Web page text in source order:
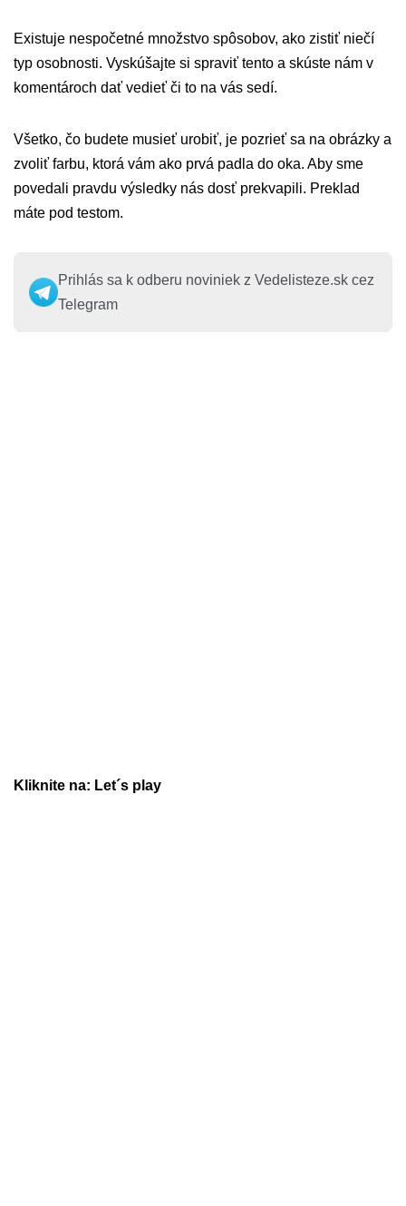
Existuje nespočetné množstvo spôsobov, ako zistiť niečí
typ osobnosti. Vyskúšajte si spraviť tento a skúste nám v
komentároch dať vedieť či to na vás sedí.
Všetko, čo budete musieť urobiť, je pozrieť sa na obrázky a
zvoliť farbu, ktorá vám ako prvá padla do oka. Aby sme
povedali pravdu výsledky nás dosť prekvapili. Preklad
máte pod testom.
Prihlás sa k odberu noviniek z Vedelisteze.sk cez
Telegram
Kliknite na: Let´s play